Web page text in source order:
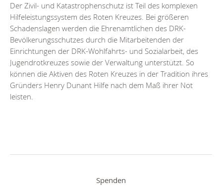
Der Zivil- und Katastrophenschutz ist Teil des komplexen
Hilfeleistungssystem des Roten Kreuzes. Bei größeren
Schadenslagen werden die Ehrenamtlichen des DRK-
Bevölkerungsschutzes durch die Mitarbeitenden der
Einrichtungen der DRK-Wohlfahrts- und Sozialarbeit, des
Jugendrotkreuzes sowie der Verwaltung unterstützt. So
können die Aktiven des Roten Kreuzes in der Tradition ihres
Gründers Henry Dunant Hilfe nach dem Maß ihrer Not
leisten.
Spenden